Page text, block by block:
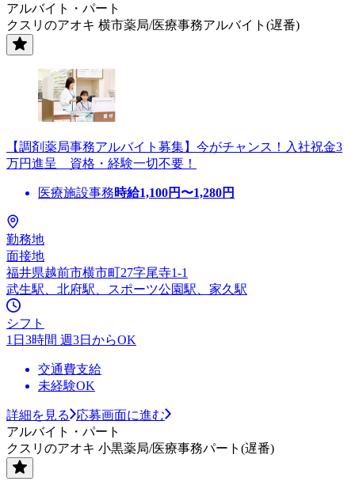
アルバイト・パート
クスリのアオキ 横市薬局/医療事務アルバイト(遅番)
【調剤薬局事務アルバイト募集】今がチャンス！入社祝金3
万円進呈 資格・経験一切不要！
医療施設事務時給1,100円〜1,280円
勤務地
面接地
福井県越前市横市町27字尾寺1-1
武生駅、北府駅、スポーツ公園駅、家久駅
シフト
1日3時間 週3日からOK
交通費支給
未経験OK
詳細を見る
応募画面に進む
アルバイト・パート
クスリのアオキ 小黒薬局/医療事務パート(遅番)